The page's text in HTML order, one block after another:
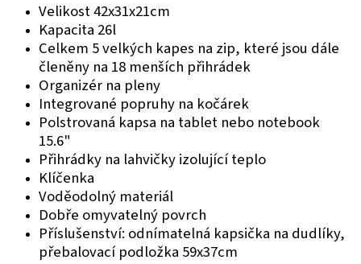
Velikost 42x31x21cm
Kapacita 26l
Celkem 5 velkých kapes na zip, které jsou dále
členěny na 18 menších přihrádek
Organizér na pleny
Integrované popruhy na kočárek
Polstrovaná kapsa na tablet nebo notebook
15.6"
Přihrádky na lahvičky izolující teplo
Klíčenka
Voděodolný materiál
Dobře omyvatelný povrch
Příslušenství: odnímatelná kapsička na dudlíky,
přebalovací podložka 59x37cm